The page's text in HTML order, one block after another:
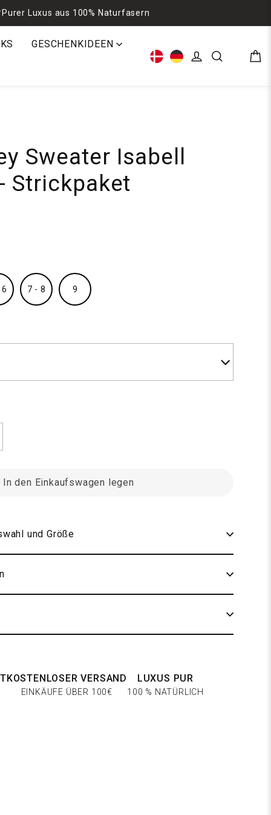
Purer Luxus aus 100% Naturfasern
GESCHENKIDEEN
Sweater Isabell
Strickpaket
7 - 8 9
In den Einkaufswagen legen
und Größe
KOSTENLOSER VERSAND
EINKÄUFE ÜBER 100€
LUXUS PUR
100 % NATÜRLICH